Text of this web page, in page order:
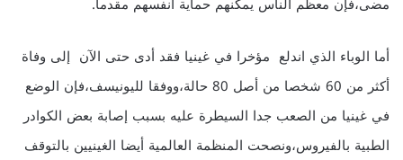
أما الوباء الذي اندلع مؤخرا في غينيا فقد أدى حتى الآن إلى وفاة
أكثر من 60 شخصا من أصل 80 حالة،ووفقا لليونيسف،فإن الوضع
في غينيا من الصعب جدا السيطرة عليه بسبب إصابة بعض الكوادر
الطبية بالفيروس،ونصحت المنظمة العالمية أيضا الغينيين بالتوقف